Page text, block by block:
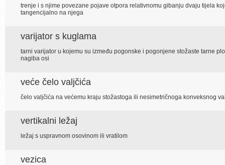
trenje i s njime povezane pojave otpora relativnomu gibanju dvaju tijela
tangencijalno na njega
varijator s kuglama
tarni varijator u kojemu su između pogonske i pogonjene stožaste tarne
nagiba osi
veće čelo valjčića
čelo valjčića na većemu kraju stožastoga ili nesimetričnoga konveksnog
vertikalni ležaj
ležaj s uspravnom osovinom ili vratilom
vezica